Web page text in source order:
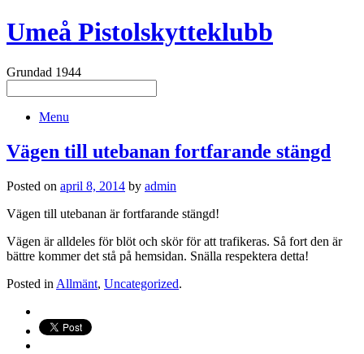
Umeå Pistolskytteklubb
Grundad 1944
Menu
Vägen till utebanan fortfarande stängd
Posted on april 8, 2014 by admin
Vägen till utebanan är fortfarande stängd!
Vägen är alldeles för blöt och skör för att trafikeras. Så fort den är
bättre kommer det stå på hemsidan. Snälla respektera detta!
Posted in Allmänt, Uncategorized.